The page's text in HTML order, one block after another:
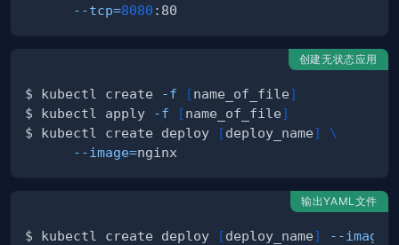
--tcp=8080
创建无状态应用
$ kubectl create -f [name_of_file]
$ kubectl apply
-f [name_of_file]
$ kubectl create deploy
[deploy_name]
\
--image=
输出YAML文件
$ kubectl create deploy [deploy_name] --image